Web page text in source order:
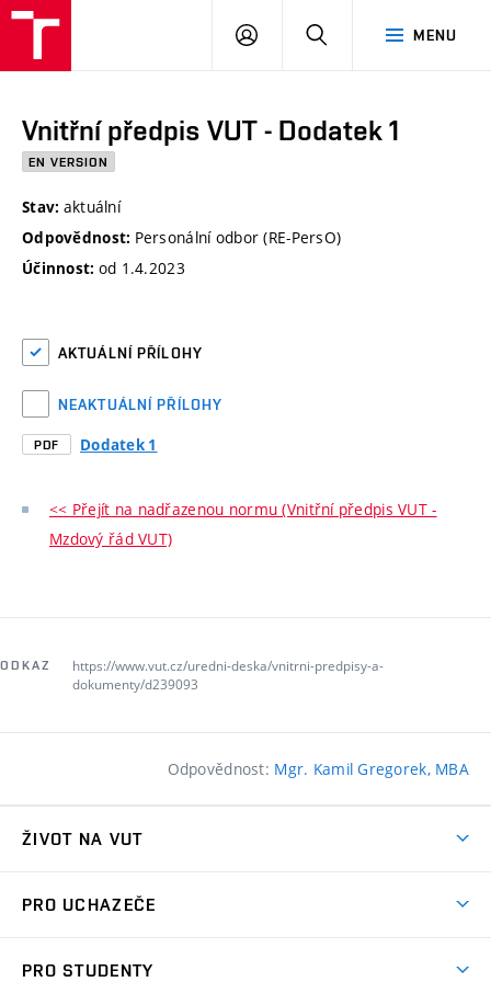
MENU
PŘIHLÁSIT
Vnitřní předpis VUT - Dodatek 1
EN VERSION
Stav: aktuální
Odpovědnost: Personální odbor (RE-PersO)
Účinnost: od 1.4.2023
AKTUÁLNÍ PŘÍLOHY
NEAKTUÁLNÍ PŘÍLOHY
PDF Dodatek 1
<< Přejít na nadřazenou normu (Vnitřní předpis VUT -
Mzdový řád VUT)
ODKAZ
https://www.vut.cz/uredni-deska/vnitrni-predpisy-a-
dokumenty/d239093
Odpovědnost: Mgr. Kamil Gregorek, MBA
ŽIVOT NA VUT
Koleje
PRO UCHAZEČE
PRO STUDENTY